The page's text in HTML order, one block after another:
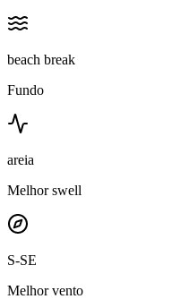
beach break
Fundo
areia
Melhor swell
S-SE
Melhor vento